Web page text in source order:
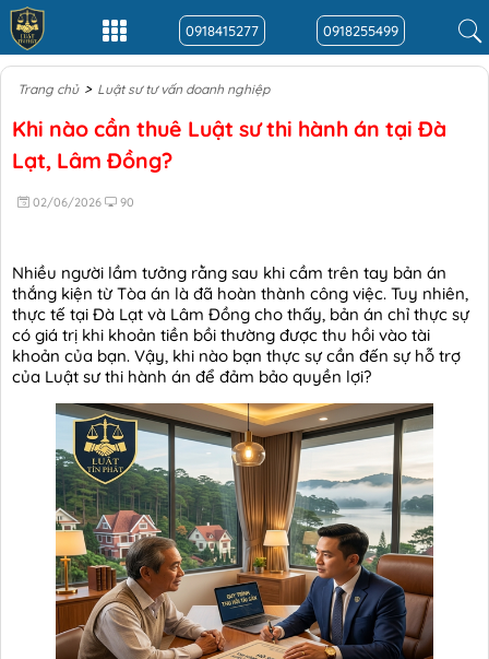
0918415277 0918255499
Trang chủ > Luật sư tư vấn doanh nghiệp
Khi nào cần thuê Luật sư thi hành án tại Đà
Lạt, Lâm Đồng?
02/06/2026 90
Nhiều người lầm tưởng rằng sau khi cầm trên tay bản án
thắng kiện từ Tòa án là đã hoàn thành công việc. Tuy nhiên,
thực tế tại Đà Lạt và Lâm Đồng cho thấy, bản án chỉ thực sự
có giá trị khi khoản tiền bồi thường được thu hồi vào tài
khoản của bạn. Vậy, khi nào bạn thực sự cần đến sự hỗ trợ
của Luật sư thi hành án để đảm bảo quyền lợi?